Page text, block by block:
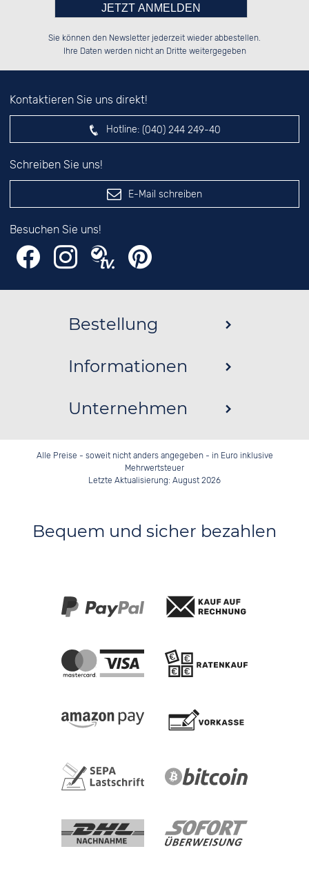
░░████░░░░████░░██░░░░░░██░░██░░
░░░░██░░░░░░██░░██████░░██████░░
░░░░██░░░░░░██░░░░░░██░░░░░░██░░
Bitte tragen Sie die Zahl in
das nebenstehende Feld ein.
Sie können den Newsletter jederzeit wieder abbestellen.
Ihre Daten werden nicht an Dritte weitergegeben
Kontaktieren Sie uns direkt!
Hotline: (040) 244 249-40
Schreiben Sie uns!
E-Mail schreiben
Besuchen Sie uns!
Bestellung
Informationen
Unternehmen
Alle Preise - soweit nicht anders angegeben - in Euro inklusive
Mehrwertsteuer
Letzte Aktualisierung: August 2026
Bequem und sicher bezahlen